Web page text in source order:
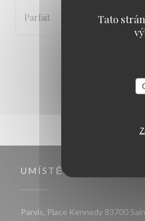
Tato
Parfait
UMÍSTĚNÍ
Parvis, Place Kennedy 83700